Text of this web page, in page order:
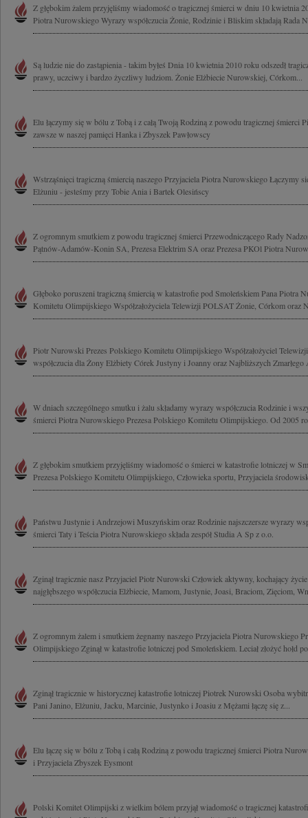
Z głębokim żalem przyjęliśmy wiadomość o tragicznej śmierci w dniu 10 kwietnia
Piotra Nurowskiego Wyrazy współczucia Żonie, Rodzinie i Bliskim składają Rada
Są ludzie nie do zastąpienia - takim byłeś Dnia 10 kwietnia 2010 roku odszedł
prawy, uczciwy i bardzo życzliwy ludziom. Żonie Elżbiecie Nurowskiej, Córkom...
Elu łączymy się w bólu z Tobą i z całą Twoją Rodziną z powodu tragicznej śmierci
zawsze w naszej pamięci Hanka i Zbyszek Pawłowscy
Wstrząśnięci tragiczną śmiercią naszego Przyjaciela Piotra Nurowskiego Łączymy
Elżuniu - jesteśmy przy Tobie Ania i Bartek Olesińscy
Z ogromnym smutkiem z powodu tragicznej śmierci Przewodniczącego Rady
Pątnów-Adamów-Konin SA, Prezesa Elektrim SA oraz Prezesa PKOl Piotra
Głęboko poruszeni tragiczną śmiercią w katastrofie pod Smoleńskiem Pana Piotra
Komitetu Olimpijskiego Współzałożyciela Telewizji POLSAT Żonie, Córkom oraz
Piotr Nurowski Prezes Polskiego Komitetu Olimpijskiego Współzałożyciel
współczucia dla Żony Elżbiety Córek Justyny i Joanny oraz Najbliższych Zmarłego
W dniach szczególnego smutku i żalu składamy wyrazy współczucia Rodzinie i
śmierci Piotra Nurowskiego Prezesa Polskiego Komitetu Olimpijskiego. Od 2005
Z głębokim smutkiem przyjęliśmy wiadomość o śmierci w katastrofie lotniczej w
Prezesa Polskiego Komitetu Olimpijskiego, Człowieka sportu, Przyjaciela
Państwu Justynie i Andrzejowi Muszyńskim oraz Rodzinie najszczersze wyrazy
śmierci Taty i Teścia Piotra Nurowskiego składa zespół Studia A Sp z o.o.
Zginął tragicznie nasz Przyjaciel Piotr Nurowski Człowiek aktywny, kochający
najgłębszego współczucia Elżbiecie, Mamom, Justynie, Joasi, Braciom, Zięciom,
Z ogromnym żalem i smutkiem żegnamy naszego Przyjaciela Piotra Nurowskiego
Olimpijskiego Zginął w katastrofie lotniczej pod Smoleńskiem. Leciał złożyć hołd
Zginął tragicznie w historycznej katastrofie lotniczej Piotrek Nurowski Osoba
Pani Janino, Elżuniu, Jacku, Marcinie, Justynko i Joasiu z Mężami łączę się z...
Elu łączę się w bólu z Tobą i całą Rodziną z powodu tragicznej śmierci Piotra
i Przyjaciela Zbyszek Eysmont
Polski Komitet Olimpijski z wielkim bólem przyjął wiadomość o tragicznej